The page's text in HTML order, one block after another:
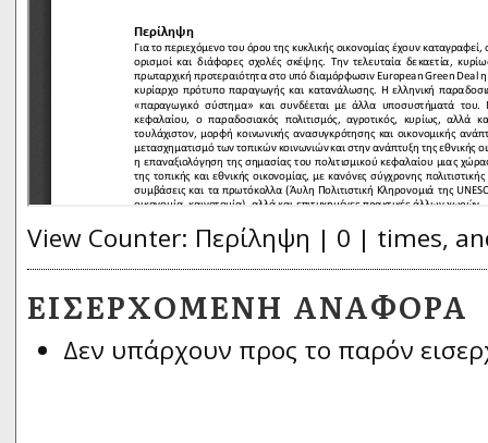
View Counter: Περίληψη | 0 | times,
ΕΙΣΕΡΧΌΜΕΝΗ ΑΝΑΦΟΡΆ
Δεν υπάρχουν προς το παρόν